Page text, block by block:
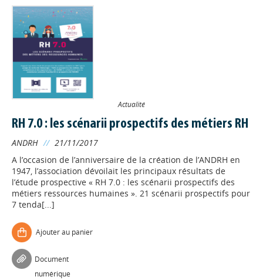
Actualité
RH 7.0 : les scénarii prospectifs des métiers RH
ANDRH // 21/11/2017
A l’occasion de l’anniversaire de la création de l’ANDRH en
1947, l’association dévoilait les principaux résultats de
l’étude prospective « RH 7.0 : les scénarii prospectifs des
métiers ressources humaines ». 21 scénarii prospectifs pour
7 tenda[...]
Ajouter au panier
Document
numérique